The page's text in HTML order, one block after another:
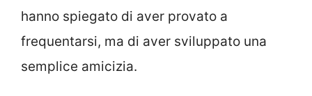
hanno spiegato di aver provato a
frequentarsi, ma di aver sviluppato una
semplice amicizia.